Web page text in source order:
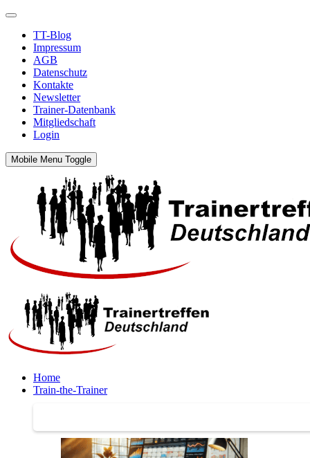
TT-Blog
Impressum
AGB
Datenschutz
Kontakte
Newsletter
Trainer-Datenbank
Mitgliedschaft
Login
Mobile Menu Toggle
Home
Train-the-Trainer